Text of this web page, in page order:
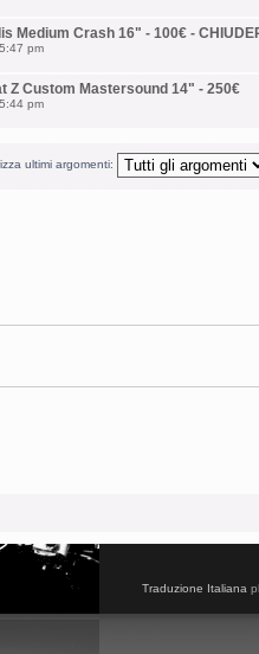
Medium Crash 16" - 100€ -
pm
Z Custom Mastersound 14" - 250€
pm
ultimi argomenti:
Traduzione Italiana